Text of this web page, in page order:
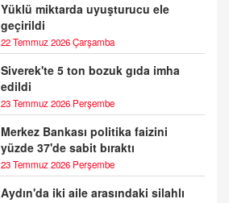
Yüklü miktarda uyuşturucu ele
geçirildi
22 Temmuz 2026 Çarşamba
Siverek'te 5 ton bozuk gıda imha
edildi
23 Temmuz 2026 Perşembe
Merkez Bankası politika faizini
yüzde 37'de sabit bıraktı
23 Temmuz 2026 Perşembe
Aydın'da iki aile arasındaki silahlı